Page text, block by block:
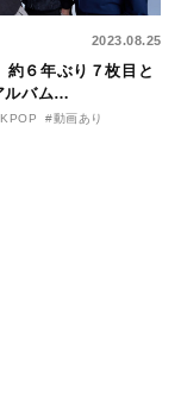
2023.08.25
約６年ぶり７枚目と
ルバム
』が10/25に発
#動画あり